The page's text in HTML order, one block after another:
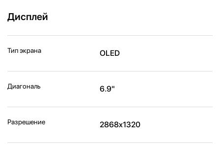
Дисплей
Тип экрана OLED
Диагональ 6.9"
Разрешение 2868x1320